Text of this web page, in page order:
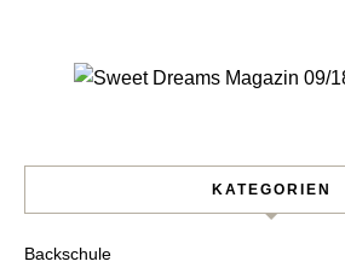
KATEGORIEN
Backschule
verpassen!